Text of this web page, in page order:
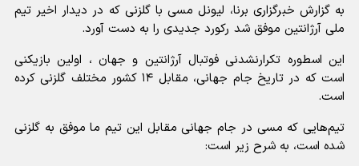
به گزارش خبرگزاری برنا، لیونل مسی با گلزنی که در دیدار اخیر تیم
ملی آرژانتین موفق شد رکورد جدیدی را به دست آورد.
این اسطوره تکرارنشدنی فوتبال آرژانتین و جهان ، اولین بازیکنی
است که در تاریخ جام جهانی، مقابل ۱۴ کشور مختلف گلزنی کرده
است.
‏تیم‌هایی که مسی در جام جهانی مقابل این تیم ما موفق به گلزنی
شده است، به شرح زیر است: